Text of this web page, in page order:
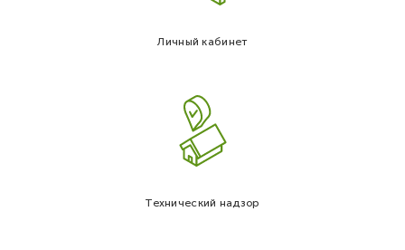
Личный кабинет
Технический надзор